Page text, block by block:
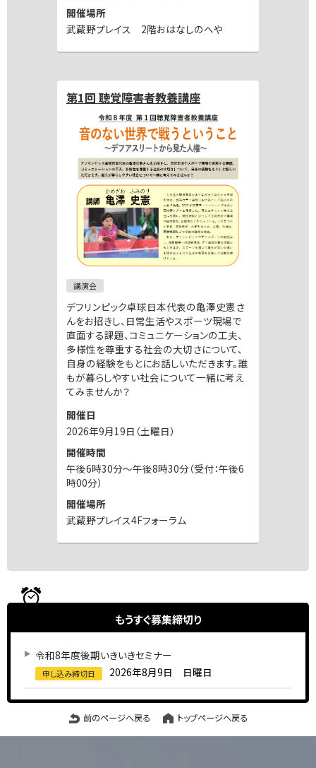
開催場所
武蔵野プレイス 2階おはなしのへや
第1回 聴覚障害者教養講座
講演会
デフリンピック卓球日本代表の亀澤史憲さ
んをお招きし、日常生活やスポーツ現場で
直面する課題、コミュニケーションの工夫、
多様性を尊重する社会の大切さについて、
自身の経験をもとにお話しいただきます。誰
もが暮らしやすい社会について一緒に考え
てみませんか？
開催日
2026年9月19日（土曜日）
開催時間
午後6時30分～午後8時30分（受付：午後6
時00分）
開催場所
武蔵野プレイス4Fフォーラム
もうすぐ募集締切り
令和8年度後期いきいきセミナー
申し込み締切日 2026年8月9日 日曜日
前のページへ戻る トップページへ戻る